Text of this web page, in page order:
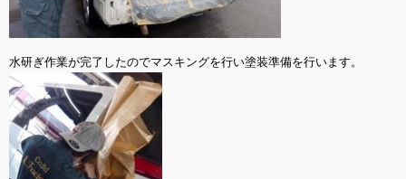
水研ぎ作業が完了したのでマスキングを行い塗装準備を行います。